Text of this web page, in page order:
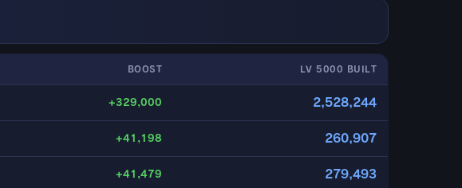
BOOST LV 5000 BUILT
+329,000 2,528,244
+41,198 260,907
+41,479 279,493